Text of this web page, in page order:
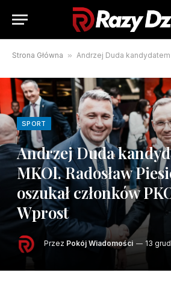
Strona Główna » Andrzej Duda kandydatem do MKOl. Radosław
SPORT
Andrzej Duda
MKOl. Radosław
oszukał członków
Wprost
Przez Pokój Wiadomości 13